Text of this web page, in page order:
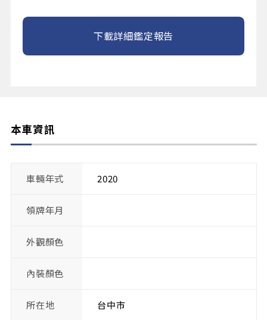
下載詳細鑑定報告
本車資訊
車輛年式 2020
領牌年月
外觀顏色
內裝顏色
所在地 台中市